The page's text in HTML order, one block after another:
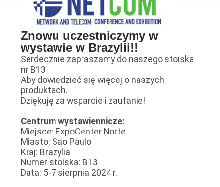
NAMI
NOWOŚCI
SPRAWY
POPROŚ
O
WYCENĘ
Znowu uczestniczymy w
wystawie w Brazylii!!
Serdecznie zapraszamy do naszego stoiska
nr B13
Aby dowiedzieć się więcej o naszych
produktach.
Dziękuję za wsparcie i zaufanie!
Centrum wystawiennicze:
Miejsce: ExpoCenter Norte
Miasto: Sao Paulo
Kraj: Brazylia
Numer stoiska: B13
Data: 5-7 sierpnia 2024 r.